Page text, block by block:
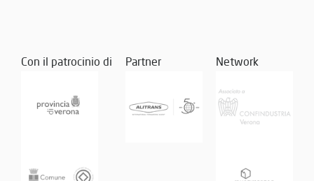
Con il patrocinio di Partner Network